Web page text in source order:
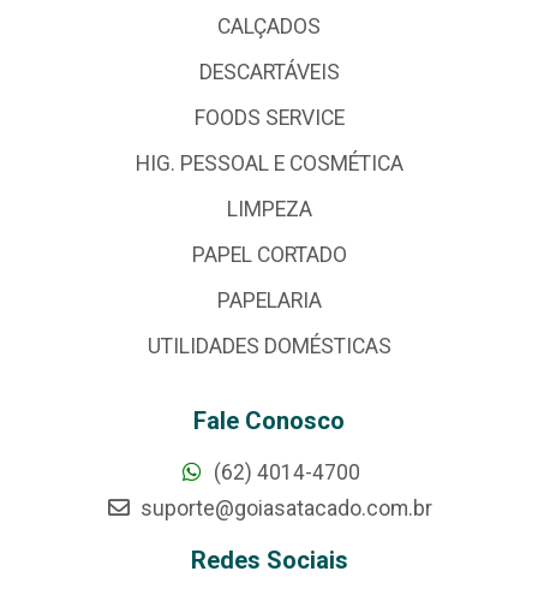
CALÇADOS
DESCARTÁVEIS
FOODS SERVICE
HIG. PESSOAL E COSMÉTICA
LIMPEZA
PAPEL CORTADO
PAPELARIA
UTILIDADES DOMÉSTICAS
Fale Conosco
(62) 4014-4700
suporte@goiasatacado.com.br
Redes Sociais